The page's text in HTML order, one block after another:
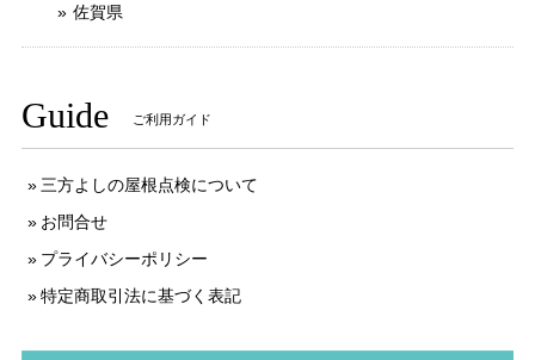
佐賀県
Guide ご利用ガイド
三方よしの屋根点検について
お問合せ
プライバシーポリシー
特定商取引法に基づく表記